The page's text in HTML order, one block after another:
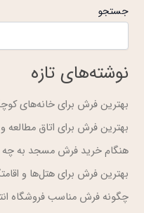
جستجو
نوشته‌های تازه
بهترین فرش برای خانه‌های
بهترین فرش برای اتاق مطالعه و
هنگام خرید فرش مسجد به چه
بهترین فرش برای هتل‌ها و
چگونه فرش مناسب فروشگاه